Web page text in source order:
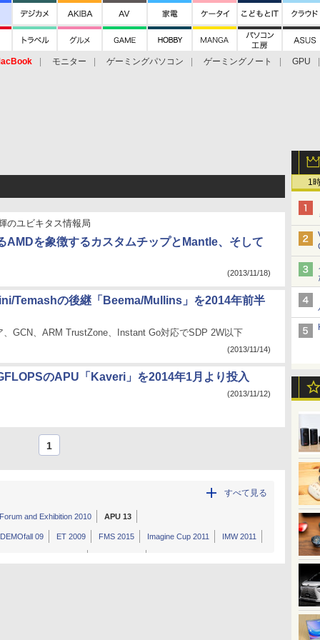
モニター ゲーミングパソコン ゲーミングノート GPU
1
のユビキタス情報局
AMDを象徴するカスタムチップとMantle、そして
(2013/11/18)
Temashの後継「Beema/Mullins」を2014年前半
、GCN、ARM TrustZone、Instant Go対応でSDP 2W以下
(2013/11/14)
のAPU「Kaveri」を2014年1月より投入
(2013/11/12)
1
すべて見る
and Exhibition 2010 APU 13
DEMOfall 09 ET 2009 FMS 2015 Imagine Cup 2011 IMW 2011